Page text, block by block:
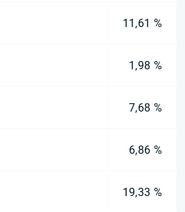
11,61 %
1,98 %
7,68 %
6,86 %
19,33 %